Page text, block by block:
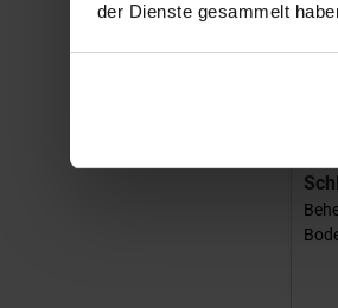
der Dienste gesammelt